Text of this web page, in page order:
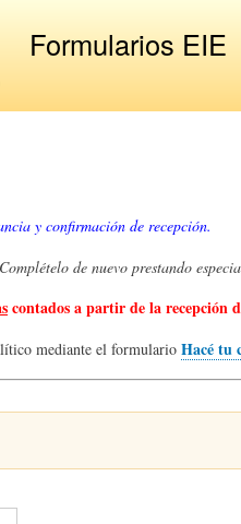
Formularios EIE
y confirmación de recepción.
de nuevo prestando
contados a partir de la recepción
mediante el formulario Hacé tu